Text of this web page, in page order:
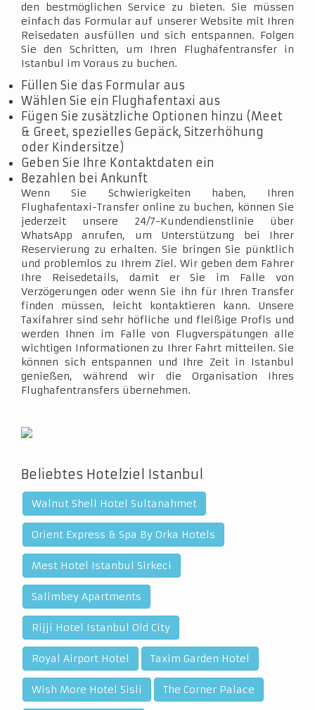
den bestmöglichen Service zu bieten. Sie müssen
einfach das Formular auf unserer Website mit Ihren
Reisedaten ausfüllen und sich entspannen. Folgen
Sie den Schritten, um Ihren Flughafentransfer in
Istanbul im Voraus zu buchen.
Füllen Sie das Formular aus
Wählen Sie ein Flughafentaxi aus
Fügen Sie zusätzliche Optionen hinzu (Meet
& Greet, spezielles Gepäck, Sitzerhöhung
oder Kindersitze)
Geben Sie Ihre Kontaktdaten ein
Bezahlen bei Ankunft
Wenn Sie Schwierigkeiten haben, Ihren
Flughafentaxi-Transfer online zu buchen, können Sie
jederzeit unsere 24/7-Kundendienstlinie über
WhatsApp anrufen, um Unterstützung bei Ihrer
Reservierung zu erhalten. Sie bringen Sie pünktlich
und problemlos zu Ihrem Ziel. Wir geben dem Fahrer
Ihre Reisedetails, damit er Sie im Falle von
Verzögerungen oder wenn Sie ihn für Ihren Transfer
finden müssen, leicht kontaktieren kann. Unsere
Taxifahrer sind sehr höfliche und fleißige Profis und
werden Ihnen im Falle von Flugverspätungen alle
wichtigen Informationen zu Ihrer Fahrt mitteilen. Sie
können sich entspannen und Ihre Zeit in Istanbul
genießen, während wir die Organisation Ihres
Flughafentransfers übernehmen.
Beliebtes Hotelziel Istanbul
Walnut Shell Hotel Sultanahmet
Orient Express & Spa By Orka Hotels
Mest Hotel Istanbul Sirkeci
Salimbey Apartments
Rijji Hotel Istanbul Old City
Royal Airport Hotel Taxim Garden Hotel
Wish More Hotel Sisli The Corner Palace